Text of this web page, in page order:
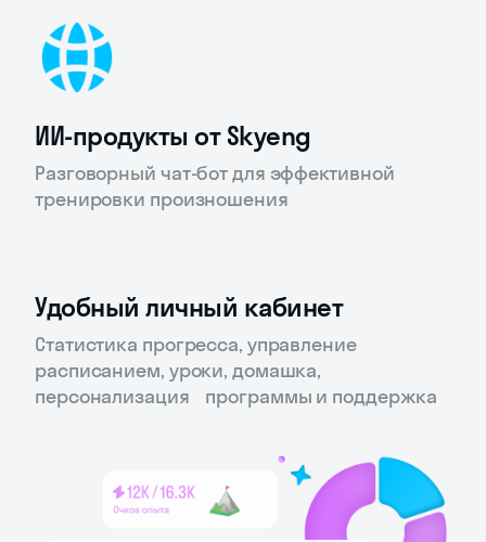
ИИ-продукты от Skyeng
Разговорный чат-бот для эффективной
тренировки произношения
Удобный личный кабинет
Статистика прогресса, управление
расписанием, уроки, домашка,
персонализация программы и поддержка